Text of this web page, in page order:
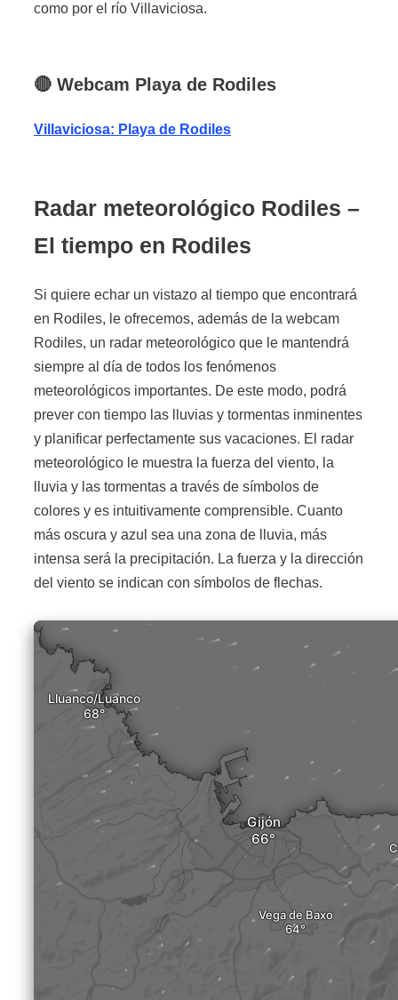
como por el río Villaviciosa.
🔴 Webcam Playa de Rodiles
Villaviciosa: Playa de Rodiles
Radar meteorológico Rodiles –
El tiempo en Rodiles
Si quiere echar un vistazo al tiempo que encontrará
en Rodiles, le ofrecemos, además de la webcam
Rodiles, un radar meteorológico que le mantendrá
siempre al día de todos los fenómenos
meteorológicos importantes. De este modo, podrá
prever con tiempo las lluvias y tormentas inminentes
y planificar perfectamente sus vacaciones. El radar
meteorológico le muestra la fuerza del viento, la
lluvia y las tormentas a través de símbolos de
colores y es intuitivamente comprensible. Cuanto
más oscura y azul sea una zona de lluvia, más
intensa será la precipitación. La fuerza y la dirección
del viento se indican con símbolos de flechas.